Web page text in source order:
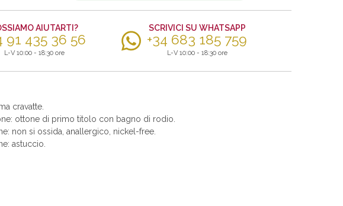
AIUTARTI?
91 435 36 56
L-V 10:00 - 18:30 ore
SCRIVICI SU WHATSAPP
+34 683 185 759
L-V 10:00 - 18:30 ore
cravatte.
ottone di primo titolo con bagno di rodio.
non si ossida, anallergico, nickel-free.
astuccio.